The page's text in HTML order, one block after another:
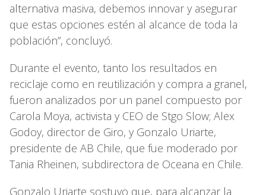
alternativa masiva, debemos innovar y asegurar
que estas opciones estén al alcance de toda la
población”, concluyó.
Durante el evento, tanto los resultados en
reciclaje como en reutilización y compra a granel,
fueron analizados por un panel compuesto por
Carola Moya, activista y CEO de Stgo Slow; Alex
Godoy, director de Giro, y Gonzalo Uriarte,
presidente de AB Chile, que fue moderado por
Tania Rheinen, subdirectora de Oceana en Chile.
Gonzalo Uriarte sostuvo que, para alcanzar la